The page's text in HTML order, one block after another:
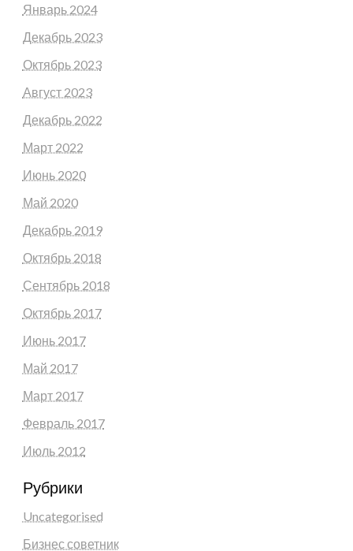
Январь 2024
Декабрь 2023
Октябрь 2023
Август 2023
Декабрь 2022
Март 2022
Июнь 2020
Май 2020
Декабрь 2019
Октябрь 2018
Сентябрь 2018
Октябрь 2017
Июнь 2017
Май 2017
Март 2017
Февраль 2017
Июль 2012
Рубрики
Uncategorised
Бизнес советник